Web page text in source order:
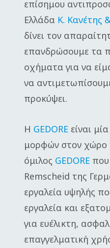
επίσημου
Ελλάδα Κ. Κανέτης
δίνει τον
επανδρώσουμε τα
οχήματα για να
να
προκύψει.
Η GEDORE είναι
μορφών στον χώρο
όμιλος GEDORE που
Remscheid της
εργαλεία υψηλής
εργαλεία και
για ευέλικτη,
επαγγελματική